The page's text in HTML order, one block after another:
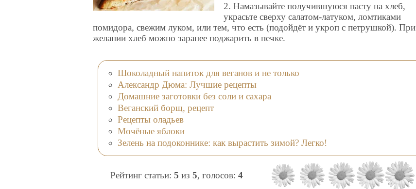
2. Намазывайте получившуюся пасту на хлеб,
украсьте сверху салатом-латуком, ломтиками
помидора, свежим луком, или тем, что есть (подойдёт и укроп с петрушкой). При
желании хлеб можно заранее поджарить в печке.
Шоколадный напиток для веганов и не только
Александр Дюма: Лучшие рецепты
Домашние заготовки без соли и сахара
Веганский борщ, рецепт
Рецепты оладьев
Мочёные яблоки
Зелень на подоконнике: как вырастить зимой? Легко!
Рейтинг статьи:5 из5, голосов:4